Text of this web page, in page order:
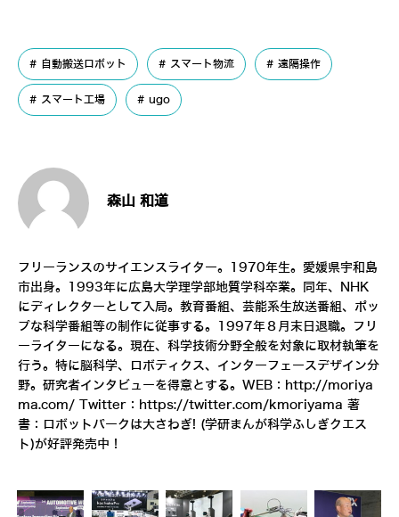
自動搬送ロボット スマート物流 遠隔操作
スマート工場 ugo
森山 和道
フリーランスのサイエンスライター。1970年生。愛媛県宇和島
市出身。1993年に広島大学理学部地質学科卒業。同年、NHK
にディレクターとして入局。教育番組、芸能系生放送番組、ポッ
プな科学番組等の制作に従事する。1997年８月末日退職。フリ
ーライターになる。現在、科学技術分野全般を対象に取材執筆を
行う。特に脳科学、ロボティクス、インターフェースデザイン分
野。研究者インタビューを得意とする。WEB： http://moriya
ma.com/ Twitter： https://twitter.com/kmoriyama 著
書： ロボットパークは大さわぎ! (学研まんが科学ふしぎクエス
ト)が好評発売中！